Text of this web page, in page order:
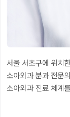
서울 서초구에 위치
소아외과 분과 전문
소아외과 진료 체계